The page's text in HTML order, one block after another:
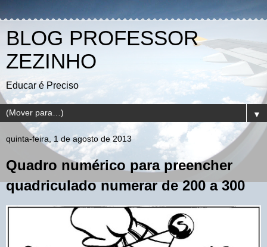
BLOG PROFESSOR
ZEZINHO
Educar é Preciso
▼
quinta-feira, 1 de agosto de 2013
Quadro numérico para preencher
quadriculado numerar de 200 a 300